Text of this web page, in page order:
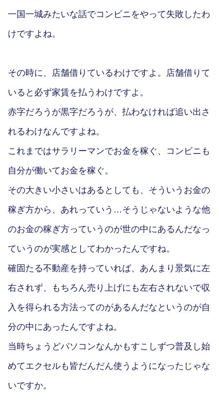
一国一城みたいな話でコンビニをやって失敗したわ
けですよね。
その時に、店舗借りているわけですよ。店舗借りて
いると必ず家賃を払うわけですよ。
赤字だろうが黒字だろうが、払わなければ追い出さ
れるわけなんですよね。
これまではサラリーマンでお金を稼ぐ、コンビニも
自分が働いてお金を稼ぐ。
その大きい小さいはあるとしても、そういうお金の
稼ぎ方から、あれっていう…そうじゃないような他
のお金の稼ぎ方っていうのが世の中にあるんだなっ
ていうのが実感としてわかったんですね。
確固たる不動産を持っていれば、あんまり景気に左
右されず、もちろん売り上げにも左右されないで収
入を得られる方法ってのがあるんだなというのが自
分の中にあったんですよね。
当時ちょうどパソコンなんかもすこしずつ普及し始
めてエクセルも皆だんだん使うようになったじゃな
いですか。